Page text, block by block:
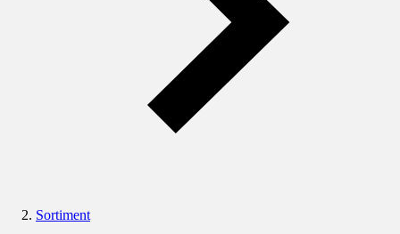
Sortiment